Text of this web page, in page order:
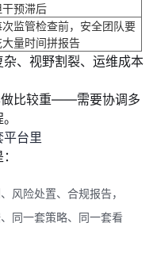
干预滞后
次监管检查前，安全团队要
大量时间拼报告
杂、视野割裂、运维成本
比较重——需要协调多
台里
风险处置、合规报告，
同一套策略、同一套看